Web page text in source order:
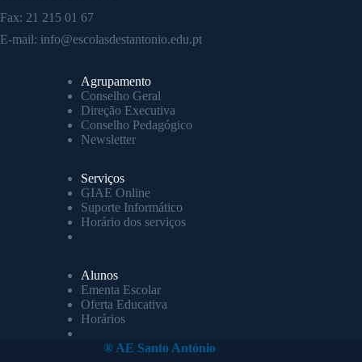
Fax: 21 215 01 67
E-mail: info@escolasdestantonio.edu.pt
Agrupamento
Conselho Geral
Direção Executiva
Conselho Pedagógico
Newsletter
Serviços
GIAE Online
Suporte Informático
Horário dos serviços
Alunos
Ementa Escolar
Oferta Educativa
Horários
® AE Santo António